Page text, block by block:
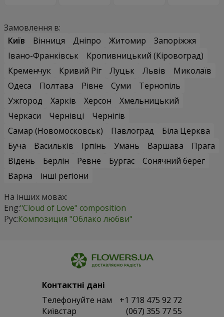
Замовлення в:
Київ
Вінниця Дніпро Житомир
Запоріжжя
Івано-Франківськ
Кропивницький (Кіровоград)
Кременчук
Кривий Ріг Луцьк Львів
Миколаїв
Одеса
Полтава Рівне Суми
Тернопіль
Ужгород
Харків Херсон
Хмельницький
Черкаси
Чернівці
Чернігів
Самар (Новомосковськ)
Павлоград
Біла Церква
Буча
Васильків Ірпінь Умань Варшава
Прага
Відень
Берлін Ревне Бургас
Сонячний берег
Варна
інші регіони
На інших мовах:
Eng:"Cloud of Love" composition
Рус:Композиция "Облако любви"
Контактні дані
Телефонуйте нам
+1 718 475 92 72
Київстар
(067) 355 77 55